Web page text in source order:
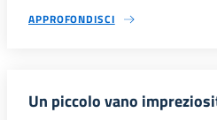
APPROFONDISCI
Un piccolo vano